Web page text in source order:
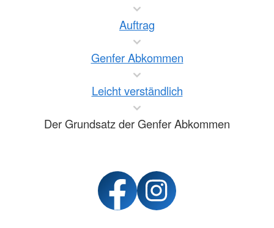
Auftrag
Genfer Abkommen
Leicht verständlich
Der Grundsatz der Genfer Abkommen